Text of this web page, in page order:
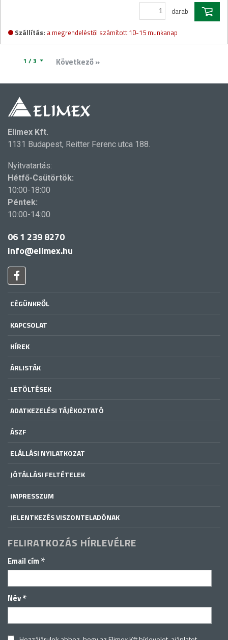
darab
Szállítás: a megrendeléstől számított 10-15 munkanap
1 / 3 Következő »
Elimex Kft.
1131 Budapest, Reitter Ferenc utca 188.
Nyitvatartás:
Hétfő-Csütörtök:
10:00-18:00
Péntek:
10:00-14:00
06 1 239 8270
info@elimex.hu
CÉGÜNKRŐL
KAPCSOLAT
HÍREK
ÁRLISTÁK
LETÖLTÉSEK
ADATKEZELÉSI TÁJÉKOZTATÓ
ÁSZF
ELÁLLÁSI NYILATKOZAT
JÓTÁLLÁSI FELTÉTELEK
IMPRESSZUM
JELENTKEZÉS VISZONTELADÓNAK
FELIRATKOZÁS HÍRLEVÉLRE
Email cím *
Név*